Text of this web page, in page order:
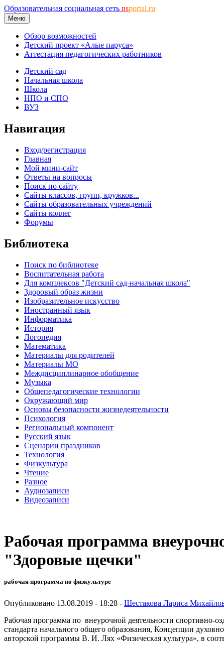
Образовательная социальная сеть nsportal.ru
Меню
Обзор возможностей
Детский проект «Алые паруса»
Аттестация педагогических работников
Детский сад
Начальная школа
Школа
НПО и СПО
ВУЗ
Навигация
Вход/регистрация
Главная
Мой мини-сайт
Ответы на вопросы
Поиск по сайту
Сайты классов, групп, кружков...
Сайты образовательных учреждений
Сайты коллег
Форумы
Библиотека
Поиск по библиотеке
Воспитательная работа
Для комплексов "Детский сад-начальная школа"
Здоровый образ жизни
Изобразительное искусство
Иностранный язык
Информатика
История
Логопедия
Математика
Материалы для родителей
Материалы МО
Междисциплинарное обобщение
Музыка
Общепедагогические технологии
Окружающий мир
Основы безопасности жизнедеятельности
Психология
Региональный компонент
Русский язык
Сценарии праздников
Технология
Физкультура
Чтение
Разное
Аудиозаписи
Видеозаписи
Рабочая программа
"Здоровые щечки"
рабочая программа по физкультуре
Опубликовано 13.08.2019 - 18:28 - Шестакова Лариса
Рабочая программа по внеурочной деятельности спортивно-
стандарта начального общего обра­зования, Концепции
авторской программы В. И. Лях «Физическая культура», в